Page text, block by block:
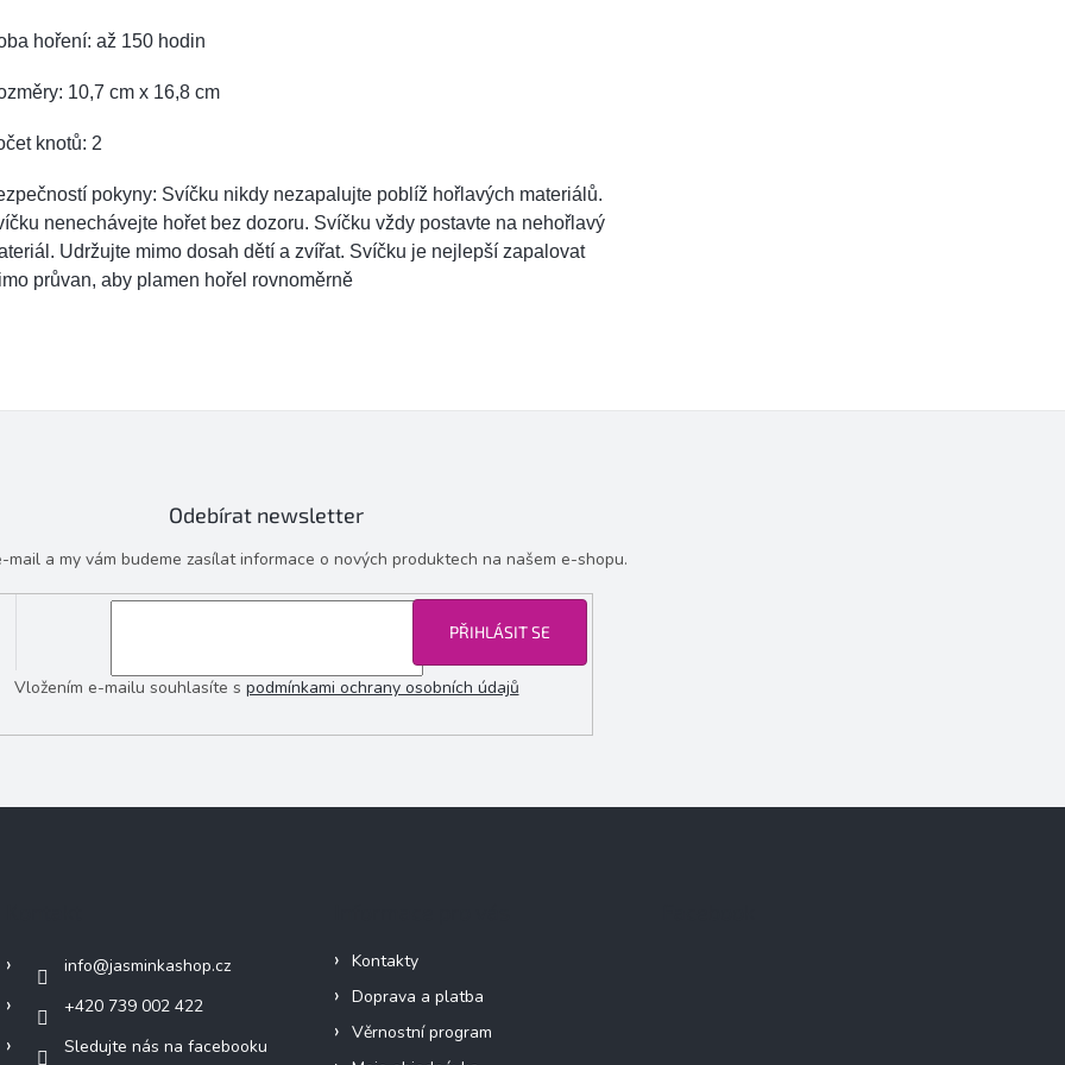
hoření: až 150 hodin
10,7 cm x 16,8 cm
knotů: 2
pokyny: Svíčku nikdy nezapalujte poblíž hořlavých materiálů.
nenechávejte hořet bez dozoru. Svíčku vždy postavte na nehořlavý
Udržujte mimo dosah dětí a zvířat. Svíčku je nejlepší zapalovat
průvan, aby plamen hořel rovnoměrně
Odebírat newsletter
mail a my vám budeme zasílat informace o nových produktech na našem e-shopu.
Vložením e-mailu souhlasíte s podmínkami ochrany osobních údajů
PŘIHLÁSIT SE
info@jasminkashop.cz
+420 739 002 422
Sledujte nás na facebooku
Kontakty
Doprava a platba
Věrnostní program